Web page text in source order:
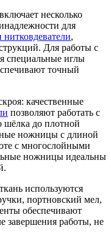
несколько
для
,
Для работы с
специальные иглы
точный
качественные
позволяют работать с
до плотной
ножницы с длиной
с многослойными
ножницы идеальны
используются
портновский мел,
обеспечивают
завершения работы, не